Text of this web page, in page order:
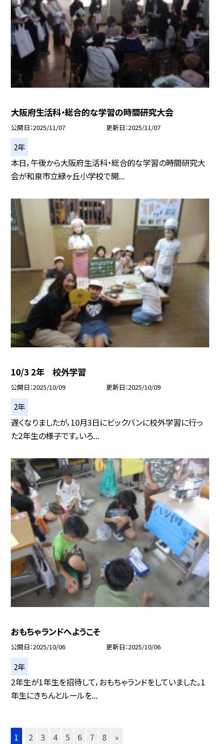
大阪府生活科・総合的な学習の時間研究大会
公開日 2025/11/07 更新日 2025/11/07
2年
本日，午後から大阪府生活科・総合的な学習の時間研究大
会が和泉市立緑ヶ丘小学校で開...
10/3 2年 校外学習
公開日 2025/10/09 更新日 2025/10/09
2年
遅くなりましたが，10月3日にビックバンに校外学習に行っ
た2年生の様子です。いろ...
おもちゃランドへようこそ
公開日 2025/10/06 更新日 2025/10/06
2年
2年生が1年生を招待して，おもちゃランドをしていました。1
年生にきちんとルールを...
1 2 3 4 5 6 7 8 »